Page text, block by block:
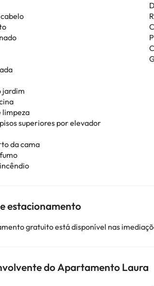
jardim
limpeza
superiores por elevador
da cama
estacionamento
gratuito está disponível nas
do Apartamento Laura